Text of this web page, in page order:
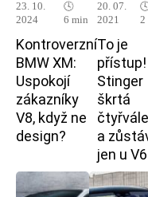
23. 10.
2024
🕓
6 min
Kontroverzní
BMW XM:
Uspokojí
zákazníky
V8, když ne
design?
20. 07.
2021
2
To je
přístup!
Stinger
škrtá
a
jen u V6